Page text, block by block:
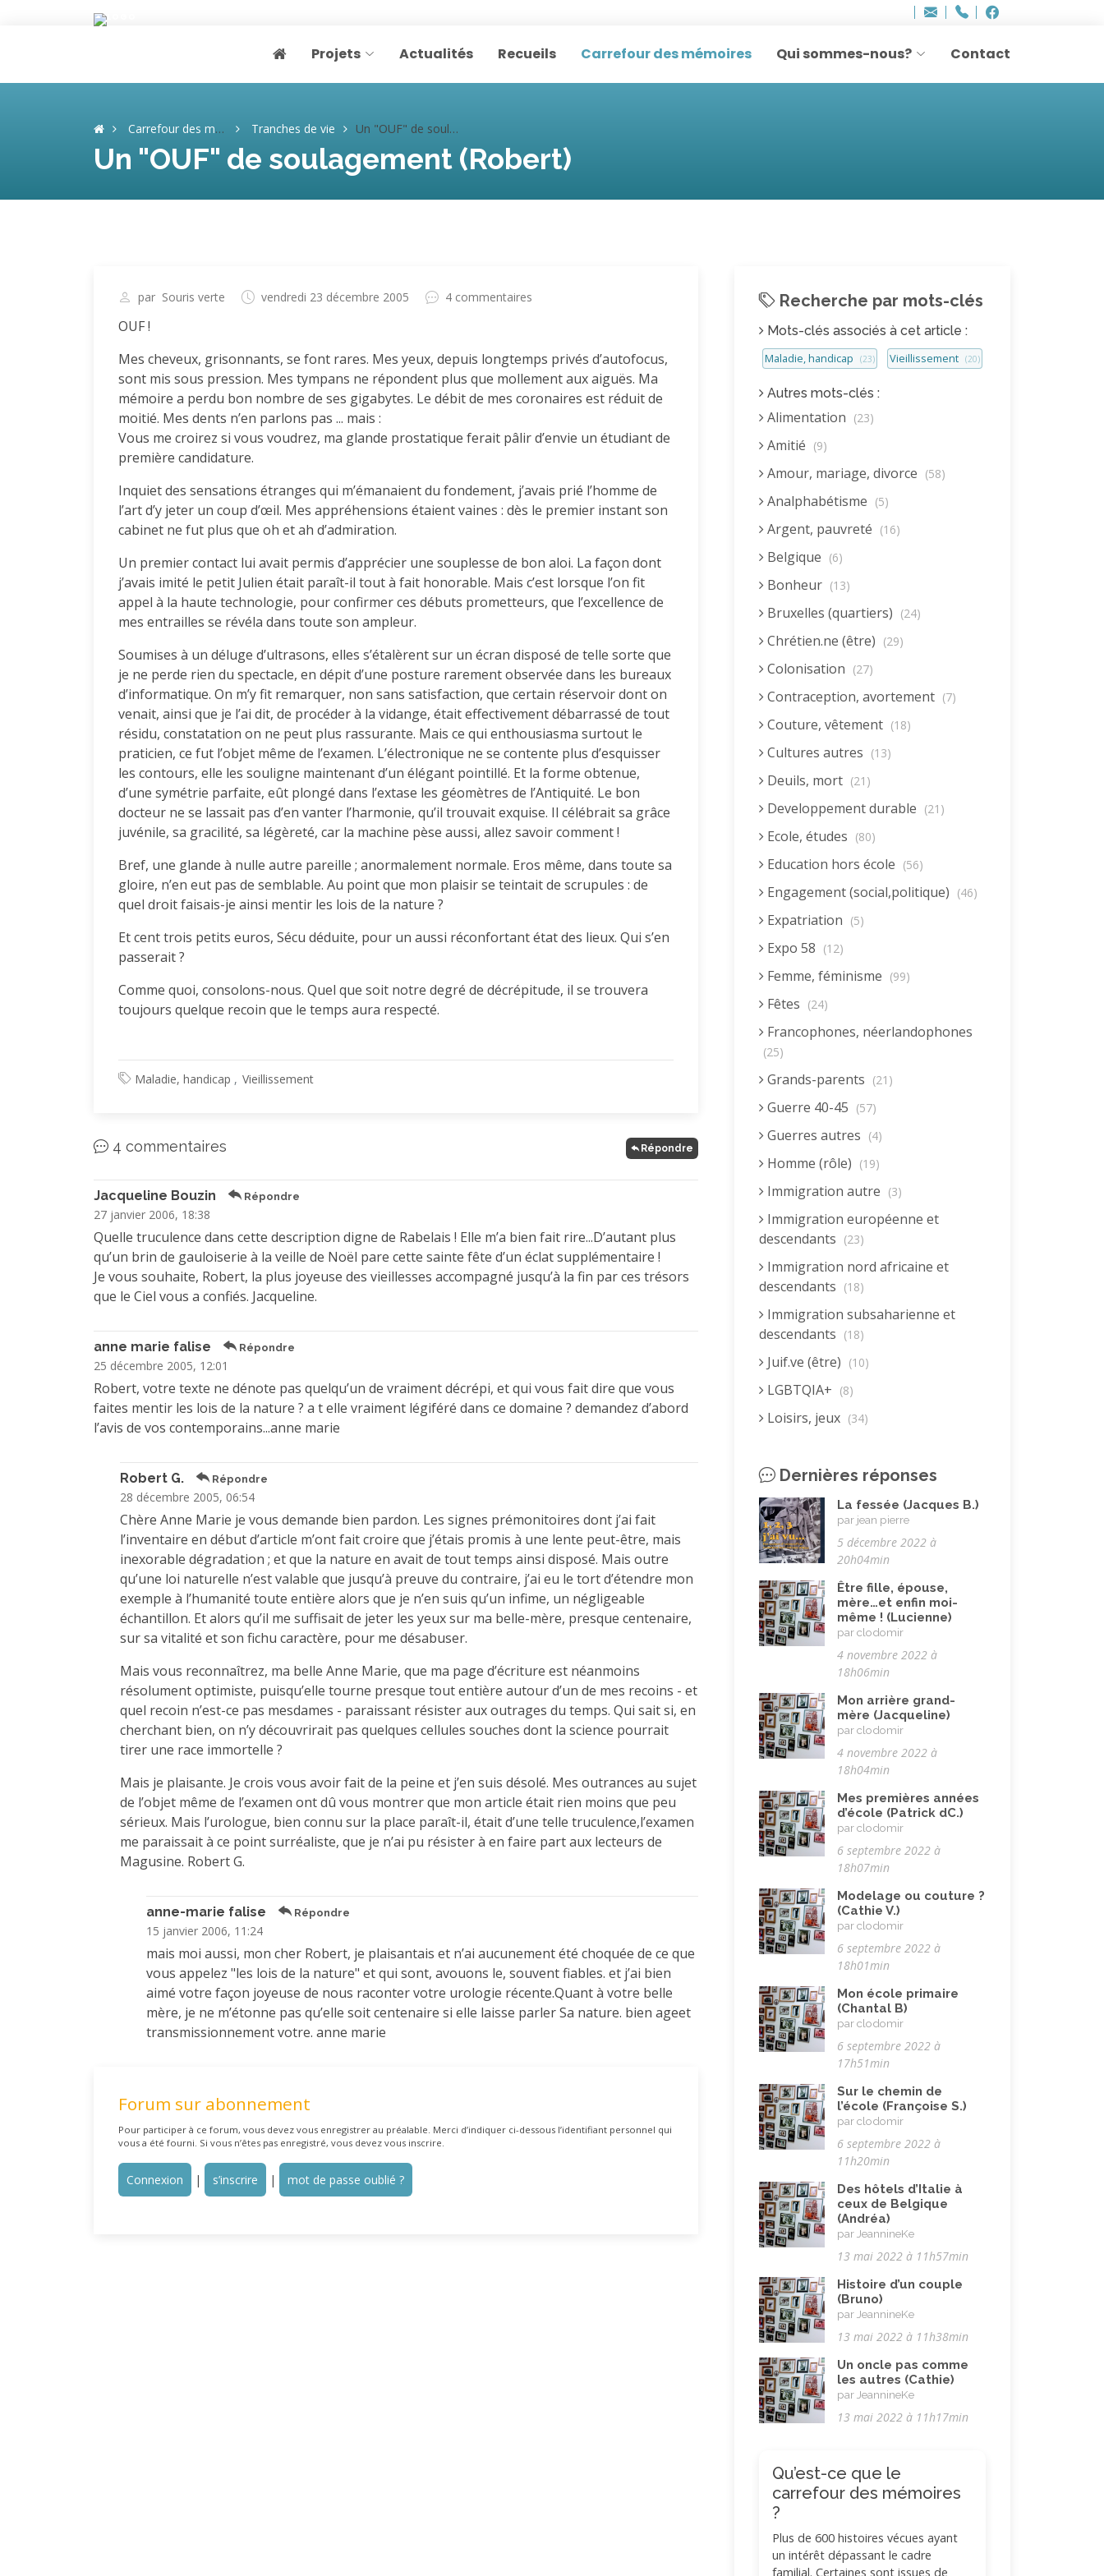
Adresse
mail
info..hâthe..
Tel.
Tel.
Page home
Projets Actualités Recueils Carrefour des mémoires Qui sommes-nous? Contact
Carrefour des mémoires Tranches de vie Un "OUF" de soulagement (Robert)
Un "OUF" de soulagement (Robert)
par Souris verte vendredi 23 décembre 2005 4 commentaires
OUF !
Mes cheveux, grisonnants, se font rares. Mes yeux, depuis longtemps privés d’autofocus,
sont mis sous pression. Mes tympans ne répondent plus que mollement aux aiguës. Ma
mémoire a perdu bon nombre de ses gigabytes. Le débit de mes coronaires est réduit de
moitié. Mes dents n’en parlons pas ... mais :
Vous me croirez si vous voudrez, ma glande prostatique ferait pâlir d’envie un étudiant de
première candidature.
Inquiet des sensations étranges qui m’émanaient du fondement, j’avais prié l’homme de
l’art d’y jeter un coup d’œil. Mes appréhensions étaient vaines : dès le premier instant son
cabinet ne fut plus que oh et ah d’admiration.
Un premier contact lui avait permis d’apprécier une souplesse de bon aloi. La façon dont
j’avais imité le petit Julien était paraît-il tout à fait honorable. Mais c’est lorsque l’on fit
appel à la haute technologie, pour confirmer ces débuts prometteurs, que l’excellence de
mes entrailles se révéla dans toute son ampleur.
Soumises à un déluge d’ultrasons, elles s’étalèrent sur un écran disposé de telle sorte que
je ne perde rien du spectacle, en dépit d’une posture rarement observée dans les bureaux
d’informatique. On m’y fit remarquer, non sans satisfaction, que certain réservoir dont on
venait, ainsi que je l’ai dit, de procéder à la vidange, était effectivement débarrassé de tout
résidu, constatation on ne peut plus rassurante. Mais ce qui enthousiasma surtout le
praticien, ce fut l’objet même de l’examen. L’électronique ne se contente plus d’esquisser
les contours, elle les souligne maintenant d’un élégant pointillé. Et la forme obtenue,
d’une symétrie parfaite, eût plongé dans l’extase les géomètres de l’Antiquité. Le bon
docteur ne se lassait pas d’en vanter l’harmonie, qu’il trouvait exquise. Il célébrait sa grâce
juvénile, sa gracilité, sa légèreté, car la machine pèse aussi, allez savoir comment !
Bref, une glande à nulle autre pareille ; anormalement normale. Eros même, dans toute sa
gloire, n’en eut pas de semblable. Au point que mon plaisir se teintait de scrupules : de
quel droit faisais-je ainsi mentir les lois de la nature ?
Et cent trois petits euros, Sécu déduite, pour un aussi réconfortant état des lieux. Qui s’en
passerait ?
Comme quoi, consolons-nous. Quel que soit notre degré de décrépitude, il se trouvera
toujours quelque recoin que le temps aura respecté.
Maladie, handicap Vieillissement
4 commentaires Répondre
Jacqueline Bouzin Répondre
27 janvier 2006, 18:38
Quelle truculence dans cette description digne de Rabelais ! Elle m’a bien fait rire...D’autant plus
qu’un brin de gauloiserie à la veille de Noël pare cette sainte fête d’un éclat supplémentaire !
Je vous souhaite, Robert, la plus joyeuse des vieillesses accompagné jusqu’à la fin par ces trésors
que le Ciel vous a confiés. Jacqueline.
anne marie falise Répondre
25 décembre 2005, 12:01
Robert, votre texte ne dénote pas quelqu’un de vraiment décrépi, et qui vous fait dire que vous
faites mentir les lois de la nature ? a t elle vraiment légiféré dans ce domaine ? demandez d’abord
l’avis de vos contemporains...anne marie
Robert G. Répondre
28 décembre 2005, 06:54
Chère Anne Marie je vous demande bien pardon. Les signes prémonitoires dont j’ai fait
l’inventaire en début d’article m’ont fait croire que j’étais promis à une lente peut-être, mais
inexorable dégradation ; et que la nature en avait de tout temps ainsi disposé. Mais outre
qu’une loi naturelle n’est valable que jusqu’à preuve du contraire, j’ai eu le tort d’étendre mon
exemple à l’humanité toute entière alors que je n’en suis qu’un infime, un négligeable
échantillon. Et alors qu’il me suffisait de jeter les yeux sur ma belle-mère, presque centenaire,
sur sa vitalité et son fichu caractère, pour me désabuser.
Mais vous reconnaîtrez, ma belle Anne Marie, que ma page d’écriture est néanmoins
résolument optimiste, puisqu’elle tourne presque tout entière autour d’un de mes recoins - et
quel recoin n’est-ce pas mesdames - paraissant résister aux outrages du temps. Qui sait si, en
cherchant bien, on n’y découvrirait pas quelques cellules souches dont la science pourrait
tirer une race immortelle ?
Mais je plaisante. Je crois vous avoir fait de la peine et j’en suis désolé. Mes outrances au sujet
de l’objet même de l’examen ont dû vous montrer que mon article était rien moins que peu
sérieux. Mais l’urologue, bien connu sur la place paraît-il, était d’une telle truculence,l’examen
me paraissait à ce point surréaliste, que je n’ai pu résister à en faire part aux lecteurs de
Magusine. Robert G.
anne-marie falise Répondre
15 janvier 2006, 11:24
mais moi aussi, mon cher Robert, je plaisantais et n’ai aucunement été choquée de ce que
vous appelez "les lois de la nature" et qui sont, avouons le, souvent fiables. et j’ai bien
aimé votre façon joyeuse de nous raconter votre urologie récente.Quant à votre belle
mère, je ne m’étonne pas qu’elle soit centenaire si elle laisse parler Sa nature. bien ageet
transmissionnement votre. anne marie
Forum sur abonnement
Pour participer à ce forum, vous devez vous enregistrer au préalable. Merci d’indiquer ci-dessous l’identifiant personnel qui
vous a été fourni. Si vous n’êtes pas enregistré, vous devez vous inscrire.
Connexion | s’inscrire | mot de passe oublié ?
Recherche par mots-clés
Mots-clés associés à cet article :
Maladie, handicap (23) Vieillissement (20)
Autres mots-clés :
Alimentation (23)
Amitié (9)
Amour, mariage, divorce (58)
Analphabétisme (5)
Argent, pauvreté (16)
Belgique (6)
Bonheur (13)
Bruxelles (quartiers) (24)
Chrétien.ne (être) (29)
Colonisation (27)
Contraception, avortement (7)
Couture, vêtement (18)
Cultures autres (13)
Deuils, mort (21)
Developpement durable (21)
Ecole, études (80)
Education hors école (56)
Engagement (social,politique) (46)
Expatriation (5)
Expo 58 (12)
Femme, féminisme (99)
Fêtes (24)
Francophones, néerlandophones
(25)
Grands-parents (21)
Guerre 40-45 (57)
Guerres autres (4)
Homme (rôle) (19)
Immigration autre (3)
Immigration européenne et
descendants (23)
Immigration nord africaine et
descendants (18)
Immigration subsaharienne et
descendants (18)
Juif.ve (être) (10)
LGBTQIA+ (8)
Loisirs, jeux (34)
Musulman.e (être) (7)
Nature, animaux (23)
Pandémie Covid 19
Parents (être) (19)
Racisme (10)
Religion, valeurs et éthique (33)
Rencontres interculturelles
Rêves (12)
Solidarité (24)
Solitude (8)
Travail (102)
Vacances (19)
Vie quotidienne (44)
Voyages (38)
Dernières réponses
La fessée (Jacques B.)
par jean pierre
5 décembre 2022 à
20h04min
Être fille, épouse,
mère…et enfin moi-
même ! (Lucienne)
par clodomir
4 novembre 2022 à
18h06min
Mon arrière grand-
mère (Jacqueline)
par clodomir
4 novembre 2022 à
18h04min
Mes premières années
d’école (Patrick dC.)
par clodomir
6 septembre 2022 à
18h07min
Modelage ou couture ?
(Cathie V.)
par clodomir
6 septembre 2022 à
18h01min
Mon école primaire
(Chantal B)
par clodomir
6 septembre 2022 à
17h51min
Sur le chemin de
l’école (Françoise S.)
par clodomir
6 septembre 2022 à
11h20min
Des hôtels d’Italie à
ceux de Belgique
(Andréa)
par JeannineKe
13 mai 2022 à 11h57min
Histoire d’un couple
(Bruno)
par JeannineKe
13 mai 2022 à 11h38min
Un oncle pas comme
les autres (Cathie)
par JeannineKe
13 mai 2022 à 11h17min
Qu’est-ce que le
carrefour des mémoires
?
Plus de 600 histoires vécues ayant
un intérêt dépassant le cadre
familial. Certaines sont issues de